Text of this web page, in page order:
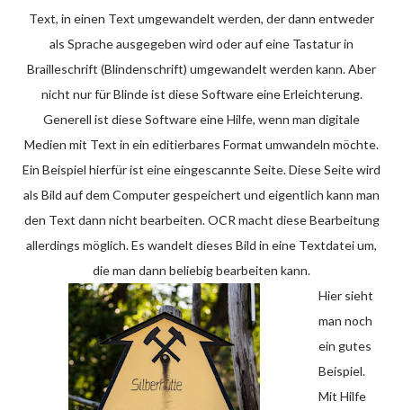
Text, in einen Text umgewandelt werden, der dann entweder
als Sprache ausgegeben wird oder auf eine Tastatur in
Brailleschrift (Blindenschrift) umgewandelt werden kann. Aber
nicht nur für Blinde ist diese Software eine Erleichterung.
Generell ist diese Software eine Hilfe, wenn man digitale
Medien mit Text in ein editierbares Format umwandeln möchte.
Ein Beispiel hierfür ist eine eingescannte Seite. Diese Seite wird
als Bild auf dem Computer gespeichert und eigentlich kann man
den Text dann nicht bearbeiten. OCR macht diese Bearbeitung
allerdings möglich. Es wandelt dieses Bild in eine Textdatei um,
die man dann beliebig bearbeiten kann.
Hier sieht
man noch
ein gutes
Beispiel.
Mit Hilfe